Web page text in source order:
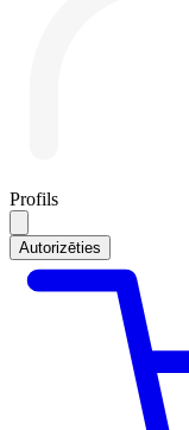
Profils
Autorizēties